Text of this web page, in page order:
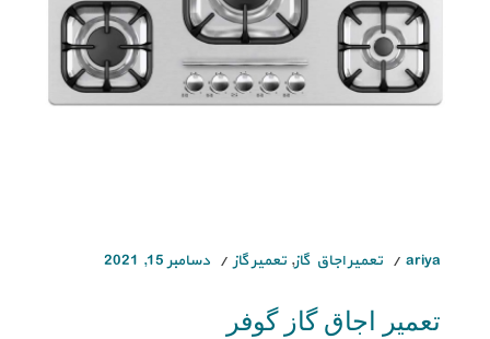
ariya تعمیر اجاق گاز, تعمیر گاز دسامبر 15, 2021
تعمیر اجاق گاز گوفر